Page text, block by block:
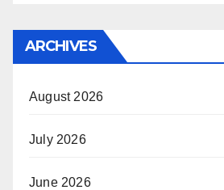
ARCHIVES
August 2026
July 2026
June 2026